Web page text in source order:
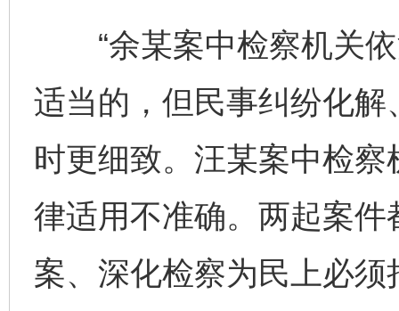
“余某案中检察机关依
适当的，但民事纠纷化
时更细致。汪某案中检
律适用不准确。两起案
案、深化检察为民上必须